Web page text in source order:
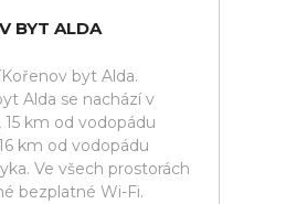
BYT ALDA
byt Alda.
Alda se nachází v
15 km od vodopádu
km od vodopádu
Ve všech prostorách
bezplatné Wi-Fi.